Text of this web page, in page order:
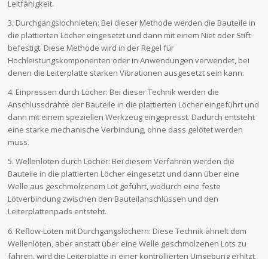
Leitfähigkeit.
3. Durchgangslochnieten: Bei dieser Methode werden die Bauteile in
die plattierten Löcher eingesetzt und dann mit einem Niet oder Stift
befestigt. Diese Methode wird in der Regel für
Hochleistungskomponenten oder in Anwendungen verwendet, bei
denen die Leiterplatte starken Vibrationen ausgesetzt sein kann.
4. Einpressen durch Löcher: Bei dieser Technik werden die
Anschlussdrähte der Bauteile in die plattierten Löcher eingeführt und
dann mit einem speziellen Werkzeug eingepresst. Dadurch entsteht
eine starke mechanische Verbindung, ohne dass gelötet werden
muss.
5. Wellenlöten durch Löcher: Bei diesem Verfahren werden die
Bauteile in die plattierten Löcher eingesetzt und dann über eine
Welle aus geschmolzenem Lot geführt, wodurch eine feste
Lötverbindung zwischen den Bauteilanschlüssen und den
Leiterplattenpads entsteht.
6. Reflow-Löten mit Durchgangslöchern: Diese Technik ähnelt dem
Wellenlöten, aber anstatt über eine Welle geschmolzenen Lots zu
fahren, wird die Leiterplatte in einer kontrollierten Umgebung erhitzt,